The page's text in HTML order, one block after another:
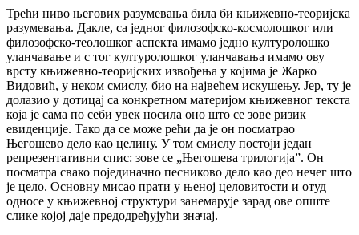
Трећи ниво његових разумевања била би књижевно-теоријска
разумевања. Дакле, са једног филозофско-космолошког или
филозофско-теолошког аспекта имамо једно културолошко
уланчавање и с тог културолошког уланчавања имамо ову
врсту књижевно-теоријских извођења у којима је Жарко
Видовић, у неком смислу, био на највећем искушењу. Јер, ту је
долазио у дотицај са конкретном материјом књижевног текста
која је сама по себи увек носила оно што се зове ризик
евиденције. Тако да се може рећи да је он посматрао
Његошево дело као целину. У том смислу постоји један
репрезентативни спис: зове се „Његошева трилогија”. Он
посматра свако појединачно песниково дело као део нечег што
је цело. Основну мисао прати у њеној целовитости и отуд
односе у књижевној структури занемарује зарад ове опште
слике којој даје предодређујући значај.